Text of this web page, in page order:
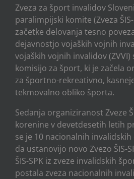
Zveza za šport invalidov
paralimpijski komite (Zveza
začetke delovanja tesno
dejavnostjo vojaških vojnih
vojaških vojnih invalidov
komisijo za šport, ki je začela
za športno-rekreativno,
tekmovalno obliko športa.
Sedanja organiziranost Zveze
korenine v devetdesetih letih
se je 10 nacionalnih
da ustanovijo novo Zvezo ŠIS-
ŠIS-SPK iz zveze invalidskih
postala zveza nacionalnih